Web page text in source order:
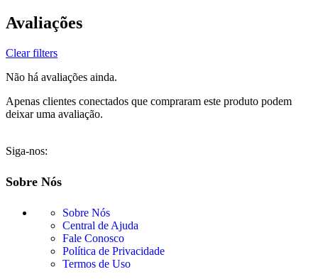
Avaliações
Clear filters
Não há avaliações ainda.
Apenas clientes conectados que compraram este produto podem
deixar uma avaliação.
Siga-nos:
Sobre Nós
Sobre Nós
Central de Ajuda
Fale Conosco
Política de Privacidade
Termos de Uso